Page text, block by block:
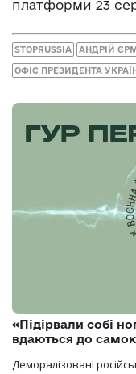
платформи 23
STOPRUSSIA АНДРІЙ
ОФІС ПРЕЗИДЕНТА
«Підірвали собі
вдаються до
Деморалізовані